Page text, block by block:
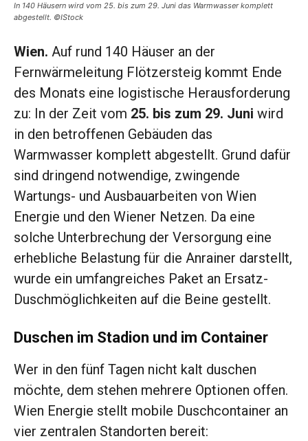
In 140 Häusern wird vom 25. bis zum 29. Juni das Warmwasser komplett
abgestellt. ©IStock
Wien. Auf rund 140 Häuser an der
Fernwärmeleitung Flötzersteig kommt Ende
des Monats eine logistische Herausforderung
zu: In der Zeit vom 25. bis zum 29. Juni wird
in den betroffenen Gebäuden das
Warmwasser komplett abgestellt. Grund dafür
sind dringend notwendige, zwingende
Wartungs- und Ausbauarbeiten von Wien
Energie und den Wiener Netzen. Da eine
solche Unterbrechung der Versorgung eine
erhebliche Belastung für die Anrainer darstellt,
wurde ein umfangreiches Paket an Ersatz-
Duschmöglichkeiten auf die Beine gestellt.
Duschen im Stadion und im Container
Wer in den fünf Tagen nicht kalt duschen
möchte, dem stehen mehrere Optionen offen.
Wien Energie stellt mobile Duschcontainer an
vier zentralen Standorten bereit: